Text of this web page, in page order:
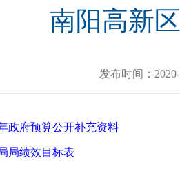
南阳高新
发布时间：
政府预算公开补充资料
局绩效目标表